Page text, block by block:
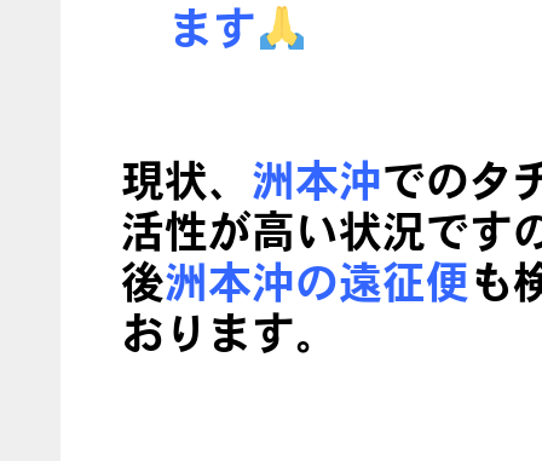
ます
現状、 洲本沖でのタ
活性が高い状況です
後洲本沖の遠征便も
おります。